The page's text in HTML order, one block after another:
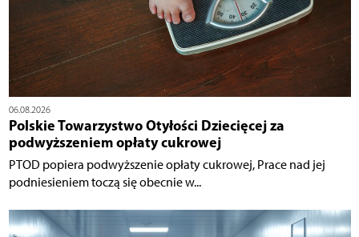
06.08.2026
Polskie Towarzystwo Otyłości Dziecięcej za
podwyższeniem opłaty cukrowej
PTOD popiera podwyższenie opłaty cukrowej, Prace nad jej
podniesieniem toczą się obecnie w...